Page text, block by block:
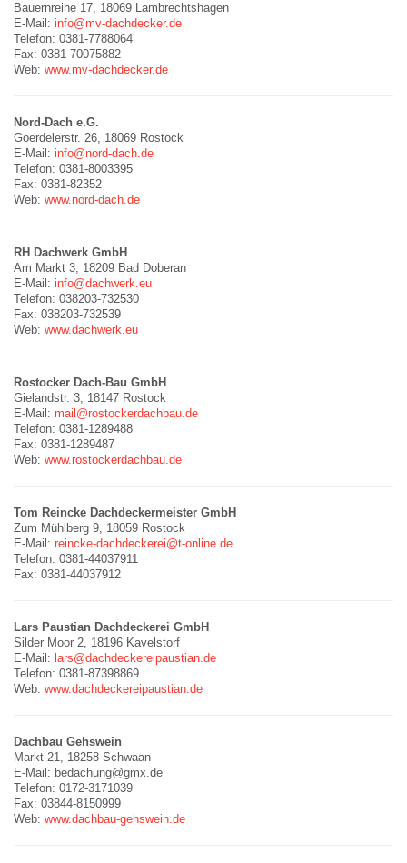
Bauernreihe 17, 18069 Lambrechtshagen
E-Mail: info@mv-dachdecker.de
Telefon: 0381-7788064
Fax: 0381-70075882
Web: www.mv-dachdecker.de
Nord-Dach e.G.
Goerdelerstr. 26, 18069 Rostock
E-Mail: info@nord-dach.de
Telefon: 0381-8003395
Fax: 0381-82352
Web: www.nord-dach.de
RH Dachwerk GmbH
Am Markt 3, 18209 Bad Doberan
E-Mail: info@dachwerk.eu
Telefon: 038203-732530
Fax: 038203-732539
Web: www.dachwerk.eu
Rostocker Dach-Bau GmbH
Gielandstr. 3, 18147 Rostock
E-Mail: mail@rostockerdachbau.de
Telefon: 0381-1289488
Fax: 0381-1289487
Web: www.rostockerdachbau.de
Tom Reincke Dachdeckermeister GmbH
Zum Mühlberg 9, 18059 Rostock
E-Mail: reincke-dachdeckerei@t-online.de
Telefon: 0381-44037911
Fax: 0381-44037912
Lars Paustian Dachdeckerei GmbH
Silder Moor 2, 18196 Kavelstorf
E-Mail: lars@dachdeckereipaustian.de
Telefon: 0381-87398869
Web: www.dachdeckereipaustian.de
Dachbau Gehswein
Markt 21, 18258 Schwaan
E-Mail: bedachung@gmx.de
Telefon: 0172-3171039
Fax: 03844-8150999
Web: www.dachbau-gehswein.de